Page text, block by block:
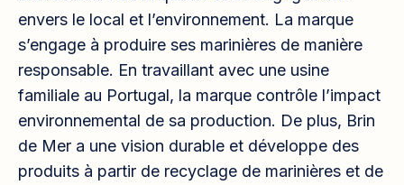
envers le local et l’environnement. La marque
s’engage à produire ses marinières de manière
responsable. En travaillant avec une usine
familiale au Portugal, la marque contrôle l’impact
environnemental de sa production. De plus, Brin
de Mer a une vision durable et développe des
produits à partir de recyclage de marinières et de